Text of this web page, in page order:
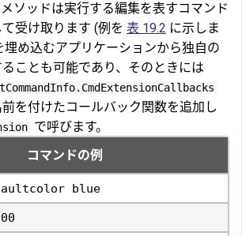
ソッドは実行する編集を表すコマンド
受け取ります (例を 表 19.2 に示しま
埋め込むアプリケーションから独自の
ことも可能であり、そのときには
を付けたコールバック関数を追加し
で呼びます。
コマンドの例
blue